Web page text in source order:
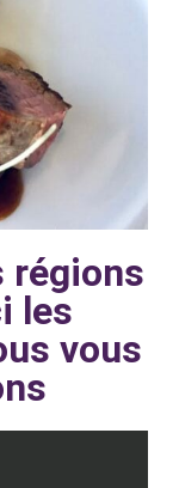
régions
les
vous